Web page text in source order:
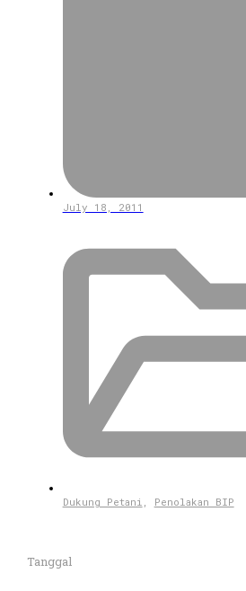
July 18, 2011
Dukung Petani Penolakan BIP
Tanggal